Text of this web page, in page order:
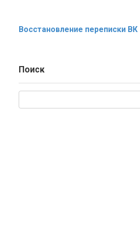
Восстановление переписки ВК
Поиск